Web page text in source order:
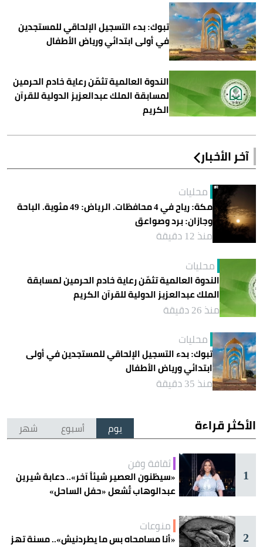
تبوك: بدء التسجيل الإلحاقي للمستجدين
في أولى ابتدائي ورياض الأطفال
الندوة العالمية تثمّن رعاية خادم الحرمين
لمسابقة الملك عبدالعزيز الدولية للقرآن
الكريم
آخر الأخبار
محليات
مكة: رياح في 4 محافظات. الرياض: 49 مئوية. الباحة
وجازان: برد وصواعق
منذ 12 دقيقة
محليات
الندوة العالمية تثمّن رعاية خادم الحرمين لمسابقة
الملك عبدالعزيز الدولية للقرآن الكريم
منذ 26 دقيقة
محليات
تبوك: بدء التسجيل الإلحاقي للمستجدين في أولى
ابتدائي ورياض الأطفال
منذ 35 دقيقة
الأكثر قراءة يوم أسبوع شهر
1
ثقافة وفن
«سيظنون العصير شيئاً آخر».. دعابة شيرين
عبدالوهاب تُشعل «حفل الساحل»
2
منوعات
«أنا مسامحاه بس ما يطردنيش».. مسنة تهز